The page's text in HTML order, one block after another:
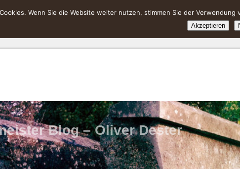
Blog – Oliver Dester
Die Pfalz in Wort und Bild
Wenn Sie die Website weiter nutzen, stimmen Sie der
Akzeptieren